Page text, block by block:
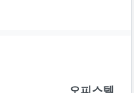
오피스텔